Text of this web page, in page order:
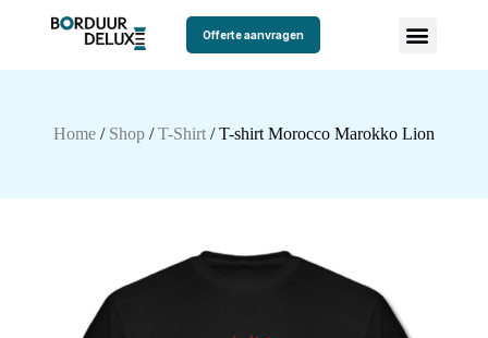
Offerte aanvragen
Home/ Shop/T-Shirt/ T-shirt Morocco Marokko Lion